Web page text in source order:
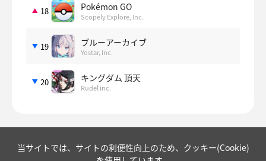
18 Pokémon GO
Scopely Explore, Inc.
19 ブルーアーカイブ
Yostar, Inc.
20 キングダム 頂天
Rudel inc.
当サイトでは、サイトの利便性向上のため、クッキー(Cookie)